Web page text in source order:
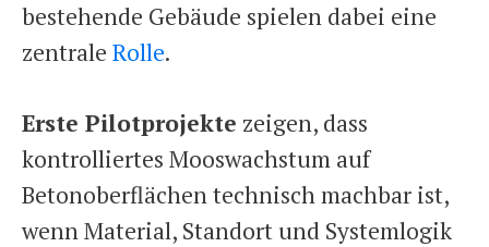
bestehende Gebäude spielen dabei eine
zentrale Rolle.
Erste Pilotprojekte zeigen, dass
kontrolliertes Mooswachstum auf
Betonoberflächen technisch machbar ist,
wenn Material, Standort und Systemlogik